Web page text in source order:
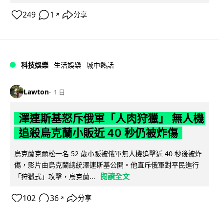
249 1 ↗ 分享
科技娛樂 生活娛樂 城中熱話
Lawton 1 日
澤連斯基怒斥俄軍「人肉狩獵」 無人機
追殺烏克蘭小販近 40 秒仍被炸傷
烏克蘭克爾松一名 52 歲小販被俄軍無人機追擊近 40 秒後被炸
傷，影片由烏克蘭總統澤連斯基公開。他直斥俄軍對平民進行
「狩獵式」攻擊，烏克蘭...
閱讀全文
102 36 ↗ 分享